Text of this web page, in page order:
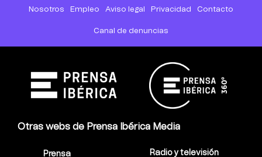
Nosotros Empleo Aviso legal Privacidad Contacto
Canal de denuncias
Otras webs de Prensa Ibérica Media
Prensa Radio y televisión